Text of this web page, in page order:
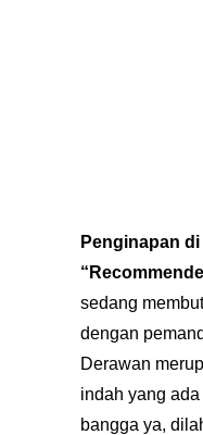
Penginapan
sedang
dengan
Derawan
indah yang
bangga ya,